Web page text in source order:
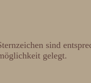
sind
gelegt.